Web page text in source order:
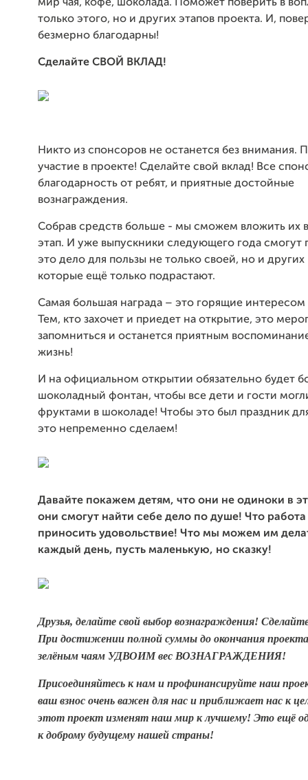
мир чая, кофе, шоколада. Поможет поверить в
только этого, но и других этапов проекта. И,
безмерно благодарны!
Сделайте СВОЙ ВКЛАД!
Никто из спонсоров не останется без внимания.
участие в проекте! Сделайте свой вклад! Все
благодарность от ребят, и приятные достойные
вознаграждения.
Собрав средств больше - мы сможем вложить их
этап. И уже выпускники следующего года смогут
это дело для пользы не только своей, но и других
которые ещё только подрастают.
Самая большая награда – это горящие интересом
Тем, кто захочет и приедет на открытие, это
запомниться и останется приятным
жизнь!
И на официальном открытии обязательно будет
шоколадный фонтан, чтобы все дети и гости
фруктами в шоколаде! Чтобы это был праздник
это непременно сделаем!
Давайте покажем детям, что они не одиноки в
они смогут найти себе дело по душе! Что
приносить удовольствие! Что мы можем им
каждый день, пусть маленькую, но сказку!
Друзья, делайте свой выбор вознаграждения!
При достижении полной суммы до окончания
зелёным чаям УДВОИМ вес ВОЗНАГРАЖДЕНИЯ!
Присоединяйтесь к нам и профинансируйте наш
ваш взнос очень важен для нас и приближает нас к
этот проект изменят наш мир к лучшему! Это ещё
кдоброму будущему нашей страны!